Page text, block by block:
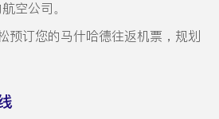
空公司。
预订您的马什哈德往返机票，规划